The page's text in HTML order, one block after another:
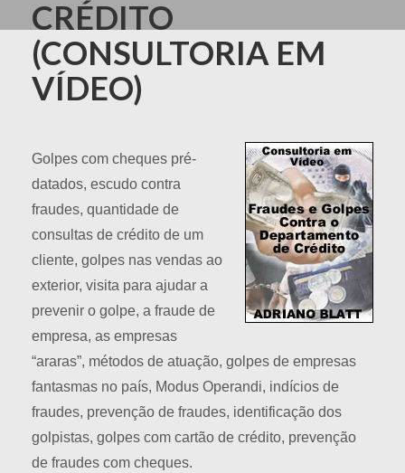
CRÉDITO
(CONSULTORIA EM
VÍDEO)
Golpes com cheques pré-
datados, escudo contra
fraudes, quantidade de
consultas de crédito de um
cliente, golpes nas vendas ao
exterior, visita para ajudar a
prevenir o golpe, a fraude de
empresa, as empresas
“araras”, métodos de atuação, golpes de empresas
fantasmas no país, Modus Operandi, indícios de
fraudes, prevenção de fraudes, identificação dos
golpistas, golpes com cartão de crédito, prevenção
de fraudes com cheques.